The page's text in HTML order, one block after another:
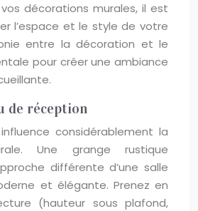
décorations murales, il est
l’espace et le style de votre
entre la décoration et le
pour créer une ambiance
de réception
considérablement la
Une grange rustique
différente d’une salle
et élégante. Prenez en
(hauteur sous plafond,